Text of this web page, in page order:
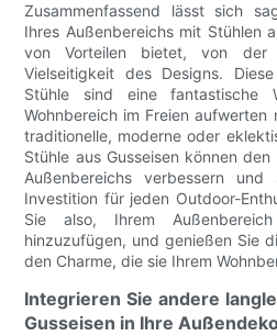
Zusammenfassend lässt sich
Ihres Außenbereichs mit Stühlen
von Vorteilen bietet, von
Vielseitigkeit des Designs.
Stühle sind eine
Wohnbereich im Freien aufwerten
traditionelle, moderne oder
Stühle aus Gusseisen können
Außenbereichs verbessern
Investition für jeden Outdoor-
Sie also, Ihrem
hinzuzufügen, und genießen Sie
den Charme, die sie Ihrem
Integrieren Sie andere
Gusseisen in Ihre